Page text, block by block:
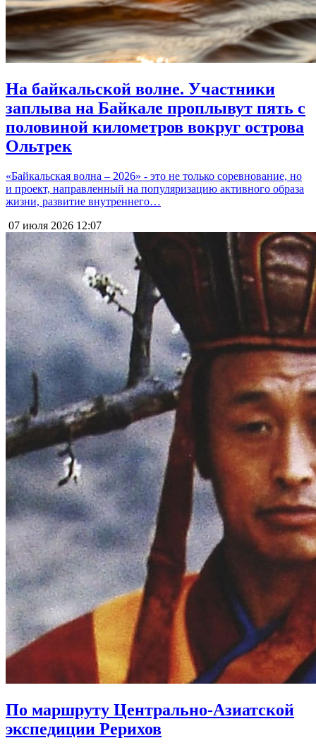
На байкальской волне. Участники
заплыва на Байкале проплывут пять с
половиной километров вокруг острова
Ольтрек
«Байкальская волна – 2026» - это не только соревнование, но
и проект, направленный на популяризацию активного образа
жизни, развитие внутреннего…
07 июля 2026 12:07
По маршруту Центрально-Азиатской
экспедиции Рерихов